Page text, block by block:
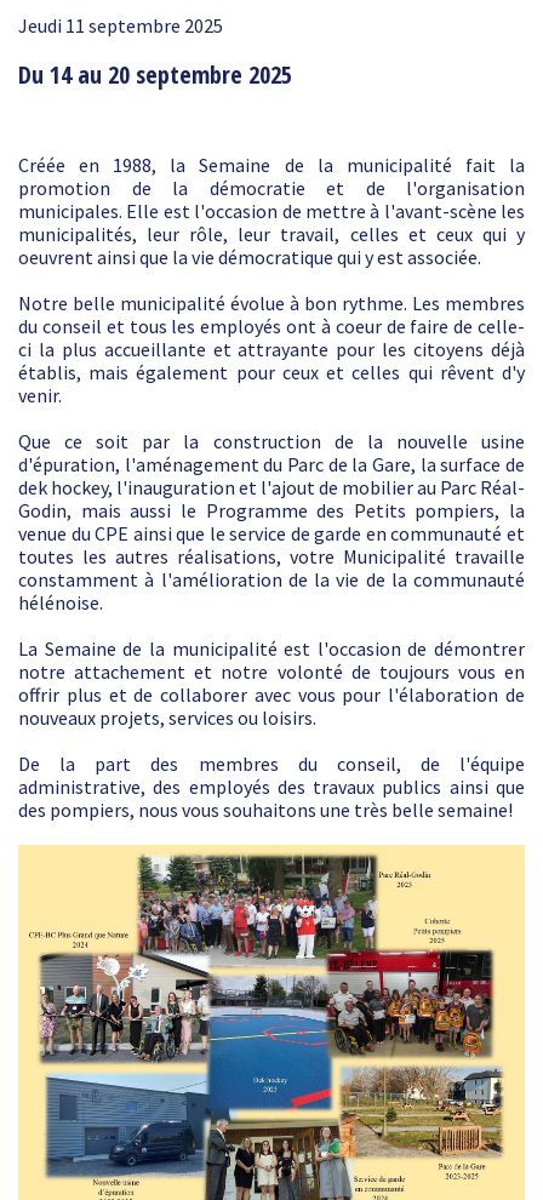
Jeudi 11 septembre 2025
Du 14 au 20 septembre 2025
Créée en 1988, la Semaine de la municipalité fait la
promotion de la démocratie et de l'organisation
municipales. Elle est l'occasion de mettre à l'avant-scène les
municipalités, leur rôle, leur travail, celles et ceux qui y
oeuvrent ainsi que la vie démocratique qui y est associée.
Notre belle municipalité évolue à bon rythme. Les membres
du conseil et tous les employés ont à coeur de faire de celle-
ci la plus accueillante et attrayante pour les citoyens déjà
établis, mais également pour ceux et celles qui rêvent d'y
venir.
Que ce soit par la construction de la nouvelle usine
d'épuration, l'aménagement du Parc de la Gare, la surface de
dek hockey, l'inauguration et l'ajout de mobilier au Parc Réal-
Godin, mais aussi le Programme des Petits pompiers, la
venue du CPE ainsi que le service de garde en communauté et
toutes les autres réalisations, votre Municipalité travaille
constamment à l'amélioration de la vie de la communauté
hélénoise.
La Semaine de la municipalité est l'occasion de démontrer
notre attachement et notre volonté de toujours vous en
offrir plus et de collaborer avec vous pour l'élaboration de
nouveaux projets, services ou loisirs.
De la part des membres du conseil, de l'équipe
administrative, des employés des travaux publics ainsi que
des pompiers, nous vous souhaitons une très belle semaine!